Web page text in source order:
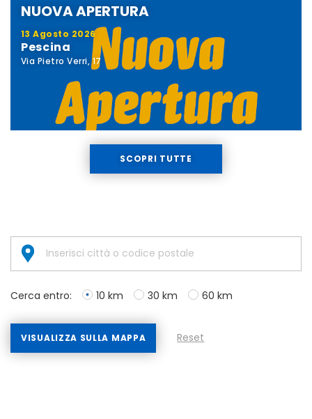
NUOVA APERTURA
13 Agosto 2026
Pescina
Via Pietro Verri, 17
SCOPRI TUTTE
Cerca entro: 10 km 30 km 60 km
VISUALIZZA SULLA MAPPA Reset